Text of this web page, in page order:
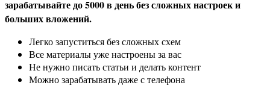
зарабатывайте до 5000 в день без сложных настроек и
больших вложений.
Легко запуститься без сложных схем
Все материалы уже настроены за вас
Не нужно писать статьи и делать контент
Можно зарабатывать даже с телефона